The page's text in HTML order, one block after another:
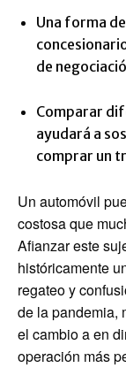
Una forma
de
Comparar
ayudará a
comprar un
Un automóvil
costosa que
Afianzar este
históricamente
regateo y
de la pandemia,
el cambio a en
operación más